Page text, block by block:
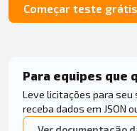
Começar teste grátis
Para equipes que
Leve licitações para seu
receba dados em JSON